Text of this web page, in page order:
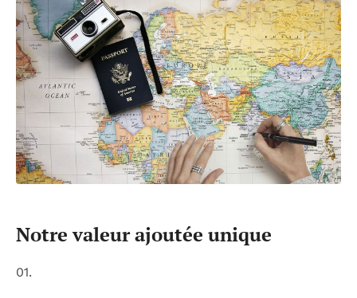
Notre valeur ajoutée unique
01.